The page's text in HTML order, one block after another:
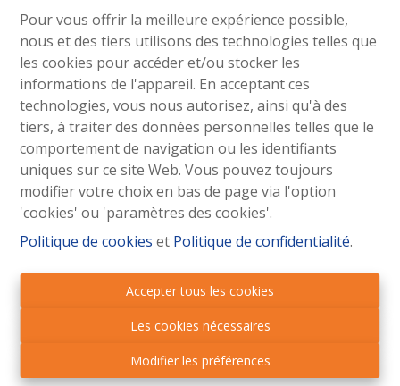
Pour vous offrir la meilleure expérience possible,
nous et des tiers utilisons des technologies telles que
les cookies pour accéder et/ou stocker les
informations de l'appareil. En acceptant ces
technologies, vous nous autorisez, ainsi qu'à des
tiers, à traiter des données personnelles telles que le
comportement de navigation ou les identifiants
uniques sur ce site Web. Vous pouvez toujours
modifier votre choix en bas de page via l'option
'cookies' ou 'paramètres des cookies'.
Politique de cookies et Politique de confidentialité.
Accepter tous les cookies
Les cookies nécessaires
Modifier les préférences
Madame Ramos, Nous tenions à vous remercier pour
ce MAGNIFIQUE bouquet. Cela nous a particulièrement
touché. Cela avait déjà été un plaisir d’avoir à faire à
Encore un grand merci, Excellente soirée.